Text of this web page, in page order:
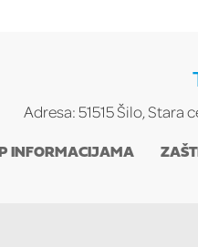
Adresa: 51515 Šilo, Stara
INFORMACIJAMA